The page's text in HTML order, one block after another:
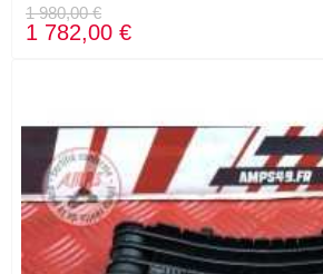
1 980,00 €
1 782,00 €